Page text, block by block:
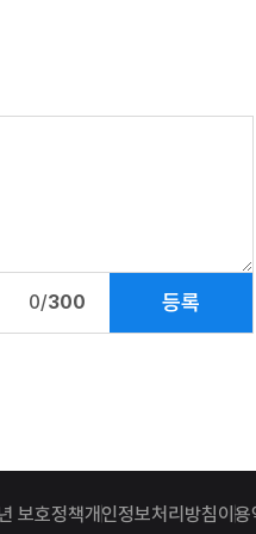
0/300 등록
보호정책개인정보처리방침이